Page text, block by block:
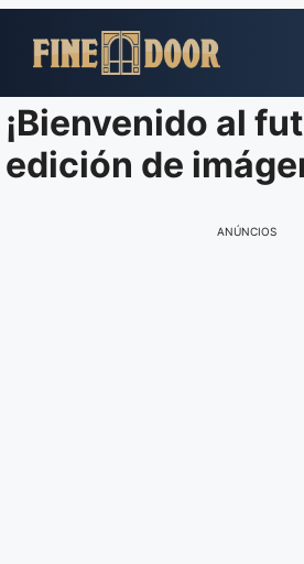
para
conteúdo
¡Bienvenido al
edición de
ANÚNCIOS